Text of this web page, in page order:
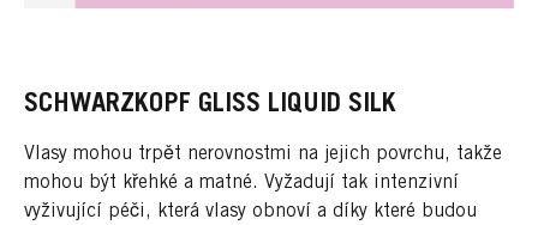
SCHWARZKOPF GLISS LIQUID SILK
Vlasy mohou trpět nerovnostmi na jejich povrchu, takže
mohou být křehké a matné. Vyžadují tak intenzivní
vyživující péči, která vlasy obnoví a díky které budou